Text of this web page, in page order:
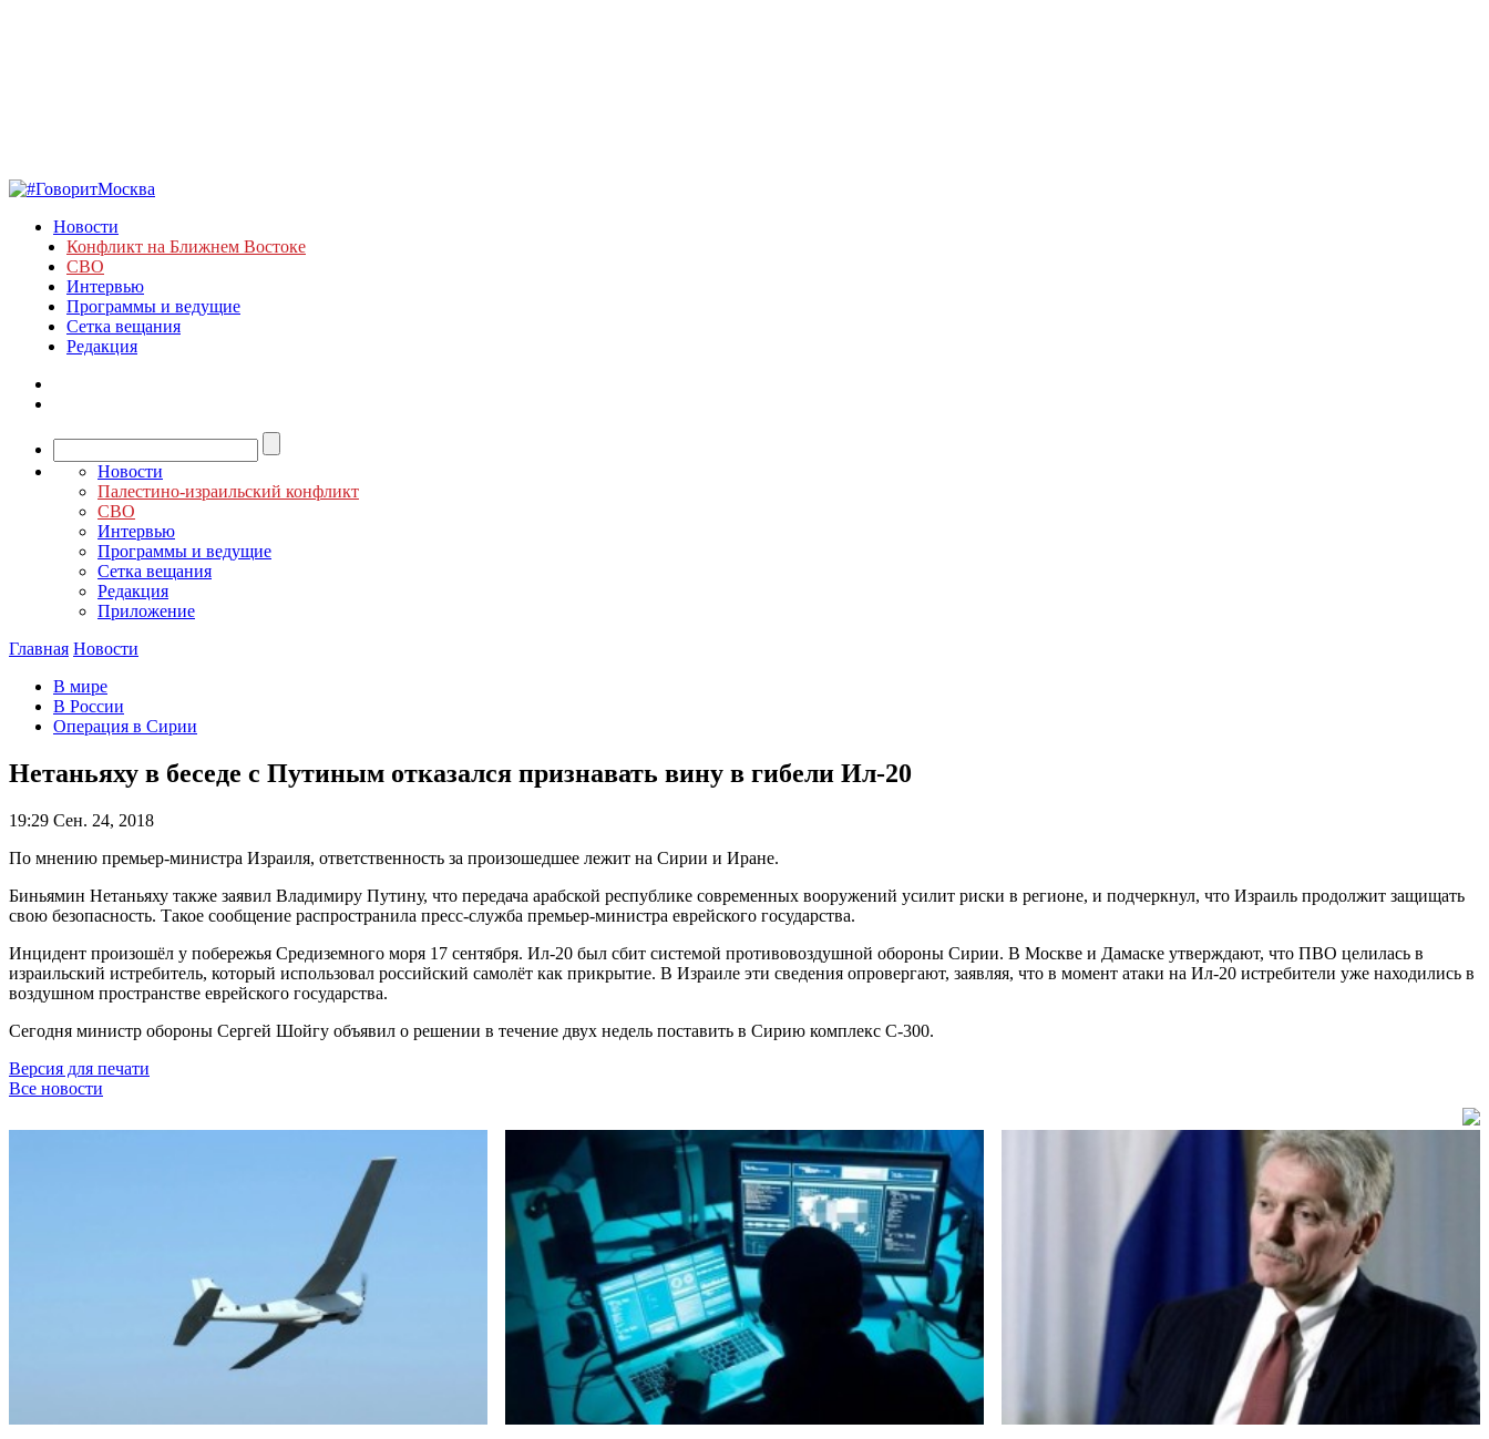
Новости
Конфликт на Ближнем Востоке
СВО
Интервью
Программы и ведущие
Сетка вещания
Редакция
Новости
Палестино-израильский конфликт
СВО
Интервью
Программы и ведущие
Сетка вещания
Редакция
Приложение
Главная Новости
В мире
В России
Операция в Сирии
Нетаньяху в беседе с Путиным отказался признавать вину в гибели Ил-20
19:29 Сен. 24, 2018
По мнению премьер-министра Израиля, ответственность за произошедшее лежит на Сирии и Иране.
Биньямин Нетаньяху также заявил Владимиру Путину, что передача арабской республике современных вооружений усилит риски в регионе, и подчеркнул, что Израиль продолжит защищать
свою безопасность. Такое сообщение распространила пресс-служба премьер-министра еврейского государства.
Инцидент произошёл у побережья Средиземного моря 17 сентября. Ил-20 был сбит системой противовоздушной обороны Сирии. В Москве и Дамаске утверждают, что ПВО целилась в
израильский истребитель, который использовал российский самолёт как прикрытие. В Израиле эти сведения опровергают, заявляя, что в момент атаки на Ил-20 истребители уже находились в
воздушном пространстве еврейского государства.
Сегодня министр обороны Сергей Шойгу объявил о решении в течение двух недель поставить в Сирию комплекс С-300.
Версия для печати
Все новости